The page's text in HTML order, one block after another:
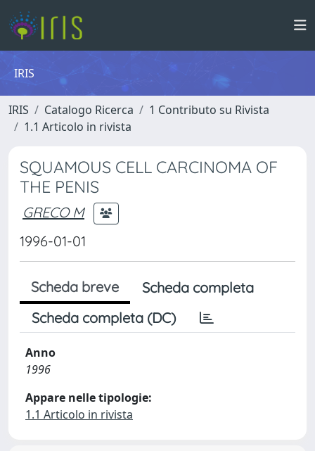
IRIS
IRIS Catalogo Ricerca
1 Contributo su Rivista
1.1 Articolo in rivista
SQUAMOUS CELL CARCINOMA OF
THE PENIS
GRECO M
1996-01-01
Scheda breve
Scheda completa
Scheda completa (DC)
Anno
1996
Appare nelle tipologie:
1.1 Articolo in rivista